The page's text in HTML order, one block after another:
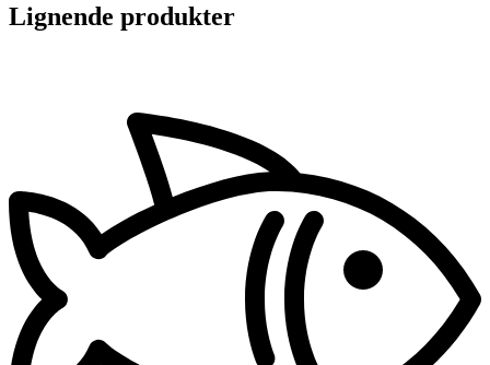
Lignende produkter